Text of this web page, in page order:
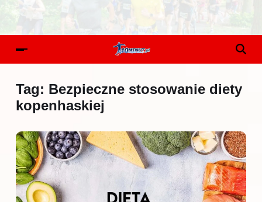
Tag: Bezpieczne stosowanie diety
kopenhaskiej